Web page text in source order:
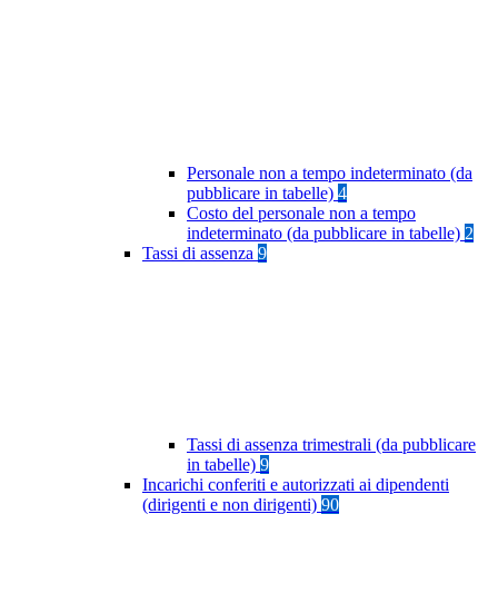
Personale non a tempo indeterminato (da
pubblicare in tabelle) 4
Costo del personale non a tempo
indeterminato (da pubblicare in tabelle) 2
Tassi di assenza 9
Tassi di assenza trimestrali (da pubblicare
in tabelle) 9
Incarichi conferiti e autorizzati ai dipendenti
(dirigenti e non dirigenti) 90